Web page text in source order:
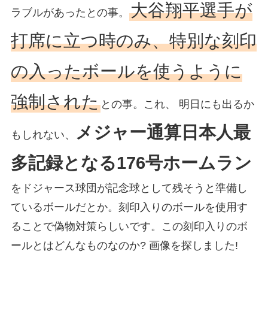
ラブルがあったとの事。 大谷翔平選手が
打席に立つ時のみ、特別な刻印
の入ったボールを使うように
強制されたとの事。これ、 明日にも出るか
もしれない、
メジャー通算日本人最
多記録となる176号ホームラン
をドジャース球団が記念球として残そうと準備し
ているボールだとか。刻印入りのボールを使用す
ることで偽物対策らしいです。この刻印入りのボ
ールとはどんなものなのか? 画像を探しました!